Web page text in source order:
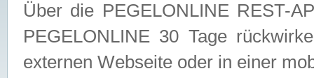
Über die PEGELONLINE REST-
PEGELONLINE 30 Tage
externen Webseite oder in einer